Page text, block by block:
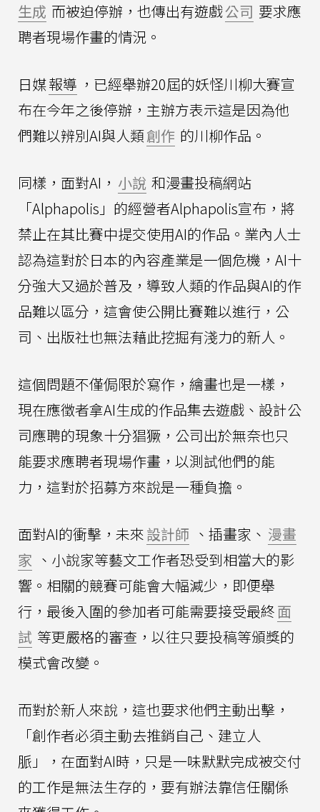
生成 而被迫停辦，也傳出有遊戲公司 要求應
聘者現場作畫的情況。
日媒報導 ，已經舉辦20屆的妖怪川柳大賽宣
布在今年之後停辦，主辦方表示這是因為他
們難以辨別AI與人類創作 的川柳作品。
同樣，面對AI， 小說 和漫畫投稿網站
「Alphapolis」的經營者Alphapolis宣布，將
禁止在其比賽中提交使用AI的作品。業內人士
認為這對於日本的內容產業是一個危機，AI十
分強大又過於普及，導致人類的作品與AI的作
品難以區分，這會使公開比賽難以進行，公
司、出版社也無法藉此挖掘有淺力的新人。
這個問題不僅侷限於寫作，繪畫也是一樣，
現在應徵者拿AI生成的作品集去遊戲、設計公
司應聘的現象十分猖獗，公司出於無奈也只
能要求應聘者現場作畫，以測試他們的能
力，這對於招募方來說是一種負擔。
面對AI的衝擊，未來設計師 、插畫家、 漫畫
家 、小說家等藝文工作者恐受到相當大的影
響。相關的競賽可能會大幅減少，即便舉
行，最後入圍的參加者可能需要接受最終面
試 等更嚴格的審查，以往只要投稿等頒獎的
模式會改變。
而對於新人來說，這也要求他們主動出擊，
「創作者必須主動去推銷自己、建立人
脈」，在面對AI時，只是一味默默完成被交付
的工作是無法生存的，要有辦法靠信任關係